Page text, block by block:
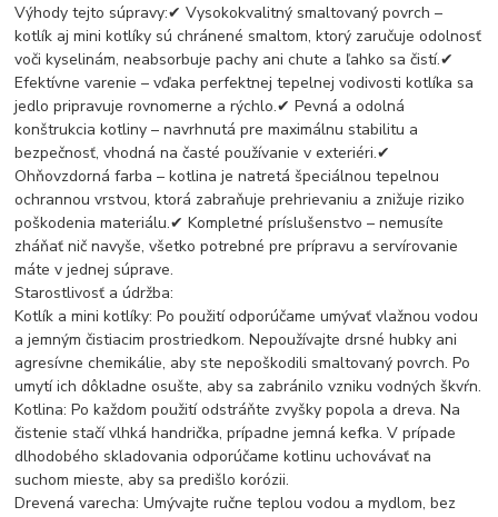
Výhody tejto súpravy:✔ Vysokokvalitný smaltovaný povrch –
kotlík aj mini kotlíky sú chránené smaltom, ktorý zaručuje odolnosť
voči kyselinám, neabsorbuje pachy ani chute a ľahko sa čistí.✔
Efektívne varenie – vďaka perfektnej tepelnej vodivosti kotlíka sa
jedlo pripravuje rovnomerne a rýchlo.✔ Pevná a odolná
konštrukcia kotliny – navrhnutá pre maximálnu stabilitu a
bezpečnosť, vhodná na časté používanie v exteriéri.✔
Ohňovzdorná farba – kotlina je natretá špeciálnou tepelnou
ochrannou vrstvou, ktorá zabraňuje prehrievaniu a znižuje riziko
poškodenia materiálu.✔ Kompletné príslušenstvo – nemusíte
zháňať nič navyše, všetko potrebné pre prípravu a servírovanie
máte v jednej súprave.
Starostlivosť a údržba:
Kotlík a mini kotlíky: Po použití odporúčame umývať vlažnou vodou
a jemným čistiacim prostriedkom. Nepoužívajte drsné hubky ani
agresívne chemikálie, aby ste nepoškodili smaltovaný povrch. Po
umytí ich dôkladne osušte, aby sa zabránilo vzniku vodných škvŕn.
Kotlina: Po každom použití odstráňte zvyšky popola a dreva. Na
čistenie stačí vlhká handrička, prípadne jemná kefka. V prípade
dlhodobého skladovania odporúčame kotlinu uchovávať na
suchom mieste, aby sa predišlo korózii.
Drevená varecha: Umývajte ručne teplou vodou a mydlom, bez